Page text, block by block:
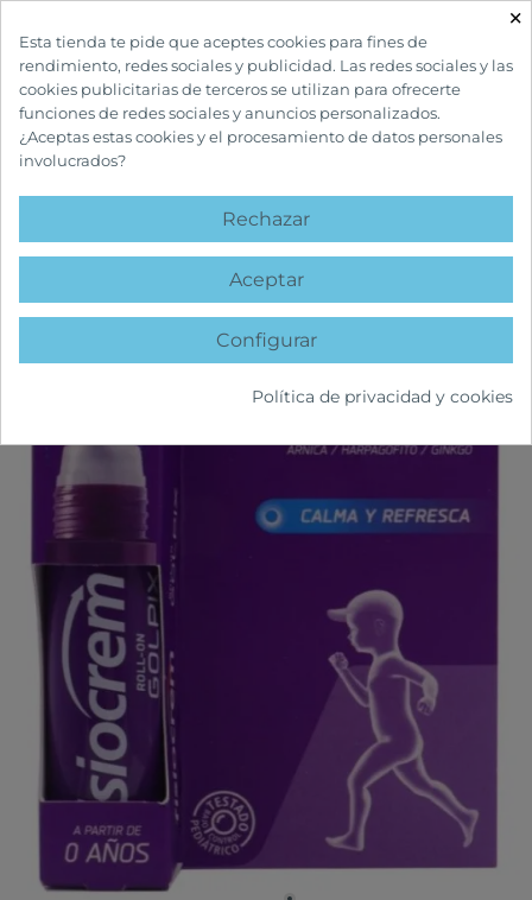
INICIO BOTIQUÍN Y PRIMEROS AUXILIOS
favorite
×
Esta tienda te pide que aceptes cookies para fines de
rendimiento, redes sociales y publicidad. Las redes sociales y las
cookies publicitarias de terceros se utilizan para ofrecerte
funciones de redes sociales y anuncios personalizados.
¿Aceptas estas cookies y el procesamiento de datos personales
involucrados?
Rechazar
Aceptar
Configurar
Política de privacidad y cookies